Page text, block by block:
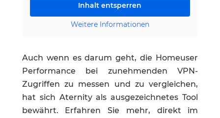
Inhalt entsperren
Weitere Informationen
Auch wenn es darum geht, die Homeuser
Performance bei zunehmenden VPN-
Zugriffen zu messen und zu vergleichen,
hat sich Aternity als ausgezeichnetes Tool
bewährt. Erfahren Sie mehr, direkt im